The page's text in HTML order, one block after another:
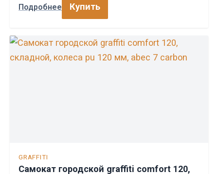
Подробнее Купить
GRAFFITI
Самокат городской graffiti comfort 120,